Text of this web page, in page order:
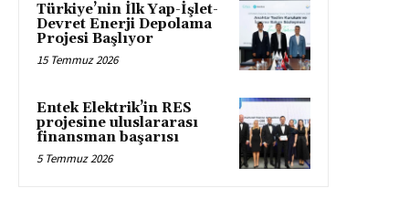
Türkiye’nin İlk Yap-İşlet-
Devret Enerji Depolama
Projesi Başlıyor
15 Temmuz 2026
Entek Elektrik’in RES
projesine uluslararası
finansman başarısı
5 Temmuz 2026